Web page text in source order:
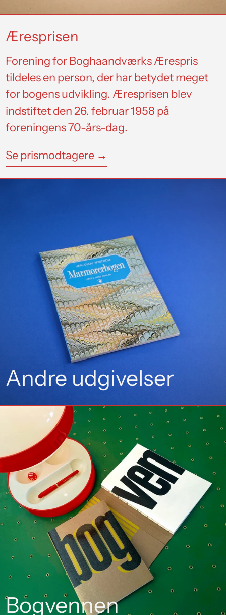
Æresprisen
Forening for Boghaandværks Ærespris
tildeles en person, der har betydet meget
for bogens udvikling. Æresprisen blev
indstiftet den 26. februar 1958 på
foreningens 70-års-dag.
Se prismodtagere →
Andre udgivelser
Bogvennen